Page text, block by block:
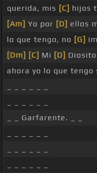
querida, mis [C] hijos
[Am] Yo por [D] ellos
lo que tengo, no [G]
[Dm] [C] Mi [D]
ahora yo lo que tengo
_ _ Garfarente. _ _